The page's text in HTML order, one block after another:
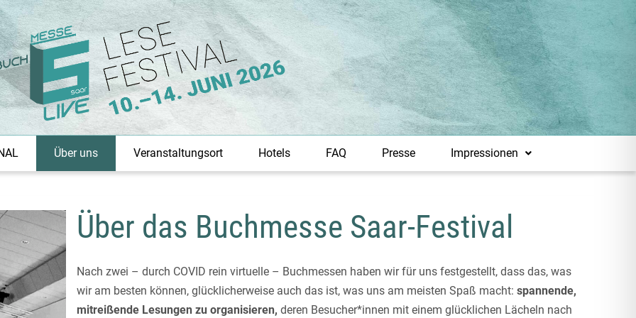
Über uns Veranstaltungsort Hotels FAQ Presse Impressionen
Über das Buchmesse Saar-Festival
Nach zwei – durch COVID rein virtuelle – Buchmessen haben wir für uns festgestellt, dass das, was
wir am besten können, glücklicherweise auch das ist, was uns am meisten Spaß macht: spannende,
mitreißende Lesungen zu organisieren, deren Besucher*innen mit einem glücklichen Lächeln nach